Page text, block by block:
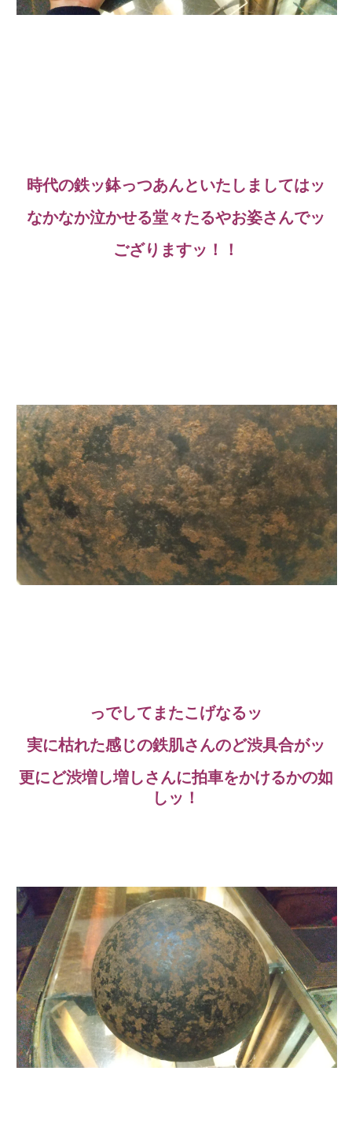
時代の鉄ッ鉢っつあんといたしましてはッ
なかなか泣かせる堂々たるやお姿さんでッ
ござりますッ！！
っでしてまたこげなるッ
実に枯れた感じの鉄肌さんのど渋具合がッ
更にど渋増し増しさんに拍車をかけるかの如
しッ！